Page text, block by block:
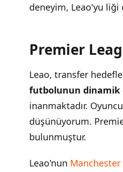
deneyim, Leao'yu
Premier
Leao, transfer
futbolunun dinamik
inanmaktadır.
düşünüyorum.
bulunmuştur.
Leao'nun